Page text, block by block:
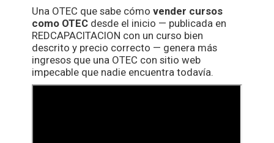
Una OTEC que sabe cómovender cursos
como OTEC desde el inicio — publicada en
REDCAPACITACION con un curso bien
descrito y precio correcto — genera más
ingresos que una OTEC con sitio web
impecable que nadie encuentra todavía.